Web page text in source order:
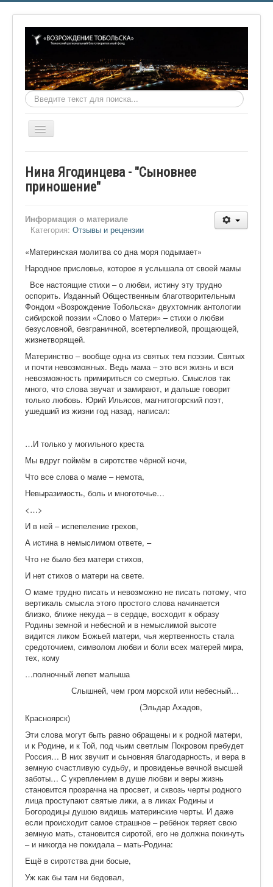
Искать...
Включить/
О фонде
Видеоматериалы
Ермаковополе.рф
Нина Ягодинцева - "Сыновнее
приношение"
Информация о материале
Категория: Отзывы и рецензии
«Материнская молитва со дна моря подымает»
Народное присловье, которое я услышала от своей мамы
Все настоящие стихи – о любви, истину эту трудно
оспорить. Изданный Общественным благотворительным
Фондом «Возрождение Тобольска» двухтомник антологии
сибирской поэзии «Слово о Матери» – стихи о любви
безусловной, безграничной, всетерпеливой, прощающей,
жизнетворящей.
Материнство – вообще одна из святых тем поэзии. Святых
и почти невозможных. Ведь мама – это вся жизнь и вся
невозможность примириться со смертью. Смыслов так
много, что слова звучат и замирают, и дальше говорит
только любовь. Юрий Ильясов, магнитогорский поэт,
ушедший из жизни год назад, написал:
…И только у могильного креста
Мы вдруг поймём в сиротстве чёрной ночи,
Что все слова о маме – немота,
Невыразимость, боль и многоточье…
<…>
И в ней – испепеление грехов,
А истина в немыслимом ответе, –
Что не было без матери стихов,
И нет стихов о матери на свете.
О маме трудно писать и невозможно не писать потому, что
вертикаль смысла этого простого слова начинается
близко, ближе некуда – в сердце, восходит к образу
Родины земной и небесной и в немыслимой высоте
видится ликом Божьей матери, чья жертвенность стала
средоточием, символом любви и боли всех матерей мира,
тех, кому
…полночный лепет малыша
Слышней, чем гром морской или небесный…
(Эльдар Ахадов,
Красноярск)
Эти слова могут быть равно обращены и к родной матери,
и к Родине, и к Той, под чьим светлым Покровом пребудет
Россия… В них звучит и сыновняя благодарность, и вера в
земную счастливую судьбу, и провиденье вечной высшей
заботы… С укреплением в душе любви и веры жизнь
становится прозрачна на просвет, и сквозь черты родного
лица проступают святые лики, а в ликах Родины и
Богородицы душою видишь материнские черты. И даже
если происходит самое страшное – ребёнок теряет свою
земную мать, становится сиротой, его не должна покинуть
– и никогда не покидала – мать-Родина:
Ещё в сиротства дни босые,
Уж как бы там ни бедовал,